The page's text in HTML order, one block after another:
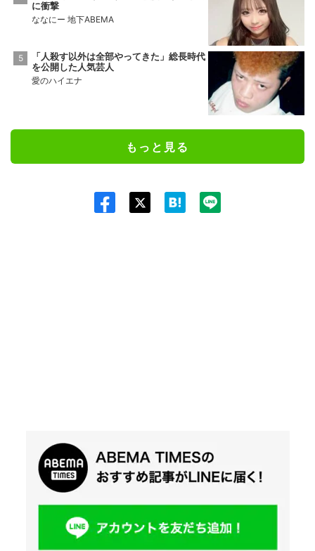
に衝撃
ななにー 地下ABEMA
「人殺す以外は全部やってきた」総長時代
を公開した人気芸人
愛のハイエナ
もっと見る